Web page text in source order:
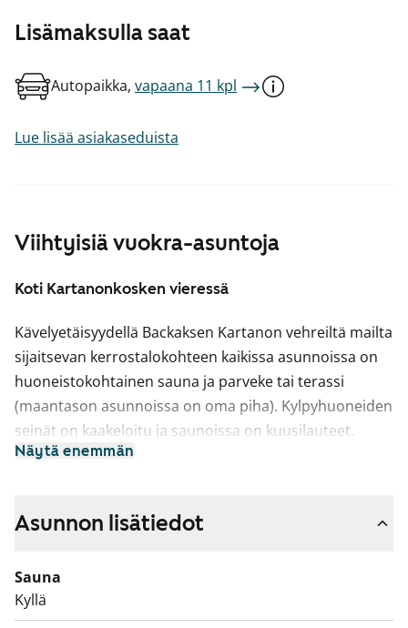
Viihtyisiä vuokra-asuntoja
Koti Kartanonkosken vieressä
Kävelyetäisyydellä Backaksen Kartanon vehreiltä mailta
sijaitsevan kerrostalokohteen kaikissa asunnoissa on
huoneistokohtainen sauna ja parveke tai terassi
(maantason asunnoissa on oma piha). Kylpyhuoneiden
seinät on kaakeloitu ja saunoissa on kuusilauteet.
Keittokomerollisissa asunnoissa on jääkaappipakastin,
viileäkaappi ja pakastinkaappi. Osassa asuntoja on
Tämä on valtion tukema Varke-asunto (entinen ARA),
jossa asukasvalinta perustuu asunnon tarpeen
Näytä enemmän
Lisämaksulla saat
Autopaikka, vapaana 11 kpl
Lue lisää asiakaseduista
Asunnon lisätiedot
Sauna
Kyllä